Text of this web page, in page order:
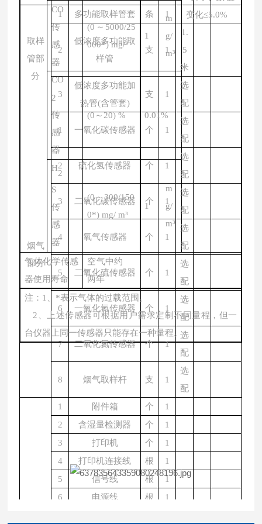
变化≤5.0%
CO
传
感
器
(0～5000/25
000*) mg/³
1
m
g/
m³
CO
2
传
感
器
(0～20) % 0.01%
H
2
S
传
感
器
(0～300/150
0*) mg/ m³
1
m
g/
m³
气体化学传感
器使用寿命
空气中约
两年
注： 1、 *表示气体的过载范围。
2、上述传感器可根据用户需求定制不同量程，但一
台仪器上同一传感器只能存在一种量程。
取样
管部
分
1 多功能取样管套 条 1
2
低浓度多功能取
样管
支 1
1.
5
米
3
低浓度多功能加
热管(含管套)
支 1
选
配
烟气
部分
1 一氧化碳传感器 个 1
选
配
2 硫化氢传感器 个 1
选
配
3 二氧化碳传感器 个 1
选
配
4 氧气传感器 个 1
选
配
5 二氧化硫传感器 个 1
选
配
6 一氧化氮传感器 个 1
选
配
7 二氧化氮传感器 个 1
选
配
8 烟气取样杆 支 1
选
配
1 附件箱 个
1
2
含湿量检测器 个
1
3
打印机 个
1
4
打印机连接线 根
1
5
信号线 根
1
6
电源线 根
1